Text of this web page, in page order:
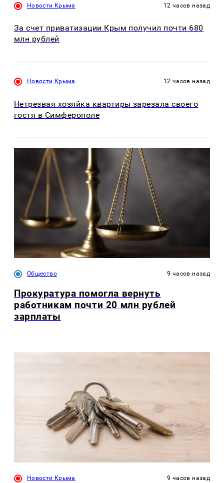
Новости Крыма 12 часов назад
За счет приватизации Крым получил почти 680
млн рублей
Новости Крыма 12 часов назад
Нетрезвая хозяйка квартиры зарезала своего
гостя в Симферополе
Общество 9 часов назад
Прокуратура помогла вернуть
работникам почти 20 млн рублей
зарплаты
Новости Крыма 9 часов назад